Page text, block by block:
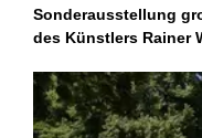
Sonderausstellung
des Künstlers Rainer